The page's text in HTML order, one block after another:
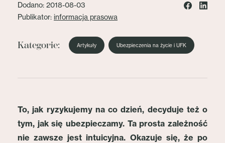
Dodano: 2018-08-03
Publikator: informacja prasowa
Kategorie: Artykuły Ubezpieczenia na życie i UFK
To, jak ryzykujemy na co dzień, decyduje też o
tym, jak się ubezpieczamy. Ta prosta zależność
nie zawsze jest intuicyjna. Okazuje się, że po